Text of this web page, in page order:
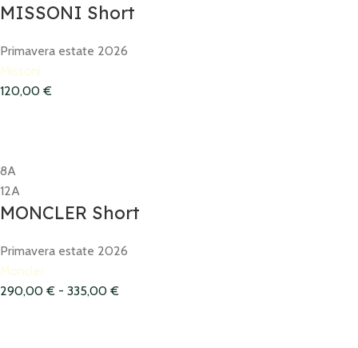
MISSONI Short
Primavera estate 2026
Missoni
120,00 €
8A
12A
MONCLER Short
Primavera estate 2026
Moncler
290,00 € - 335,00 €